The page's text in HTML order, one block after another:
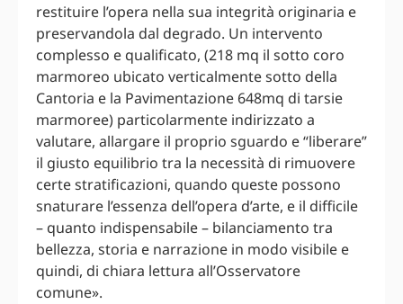
restituire l’opera nella sua integrità originaria e
preservandola dal degrado. Un intervento
complesso e qualificato, (218 mq il sotto coro
marmoreo ubicato verticalmente sotto della
Cantoria e la Pavimentazione 648mq di tarsie
marmoree) particolarmente indirizzato a
valutare, allargare il proprio sguardo e “liberare”
il giusto equilibrio tra la necessità di rimuovere
certe stratificazioni, quando queste possono
snaturare l’essenza dell’opera d’arte, e il difficile
– quanto indispensabile – bilanciamento tra
bellezza, storia e narrazione in modo visibile e
quindi, di chiara lettura all’Osservatore
comune».